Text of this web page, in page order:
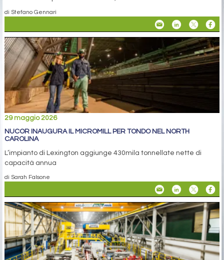
di Stefano Gennari
29 maggio 2026
NUCOR INAUGURA IL MICROMILL PER TONDO NEL NORTH
CAROLINA
L’impianto di Lexington aggiunge 430mila tonnellate nette di
capacità annua
di Sarah Falsone